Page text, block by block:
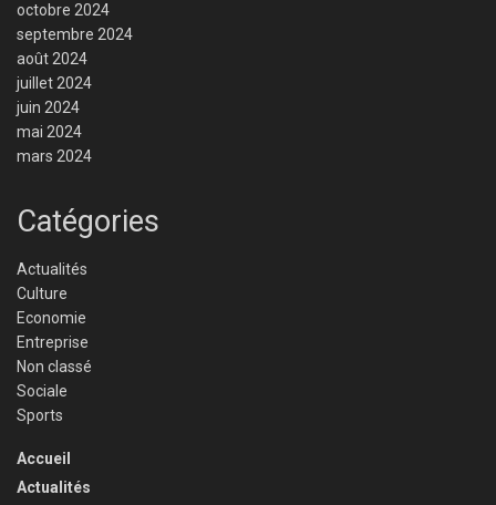
octobre 2024
septembre 2024
août 2024
juillet 2024
juin 2024
mai 2024
mars 2024
Catégories
Actualités
Culture
Economie
Entreprise
Non classé
Sociale
Sports
Accueil
Actualités